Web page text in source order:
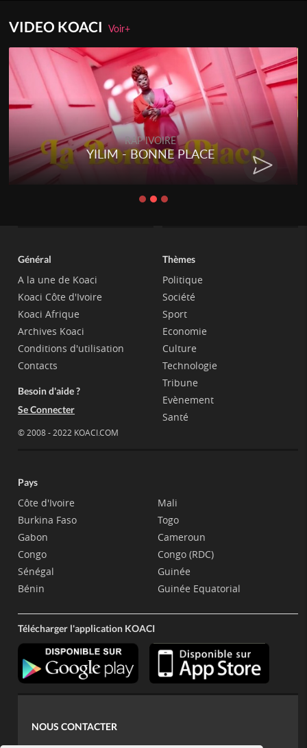
VIDEO KOACIVoir+
RAP IVOIRE
YILIM - BONNE PLACE
Général
A la une de Koaci
Koaci Côte d'Ivoire
Koaci Afrique
Archives Koaci
Conditions d'utilisation
Contacts
Besoin d'aide ?
Se Connecter
© 2008 - 2022 KOACI.COM
Thèmes
Politique
Société
Sport
Economie
Culture
Technologie
Tribune
Evènement
Santé
Pays
Côte d'Ivoire
Burkina Faso
Gabon
Congo
Sénégal
Bénin
Mali
Togo
Cameroun
Congo (RDC)
Guinée
Guinée Equatorial
Télécharger l'application KOACI
NOUS CONTACTER